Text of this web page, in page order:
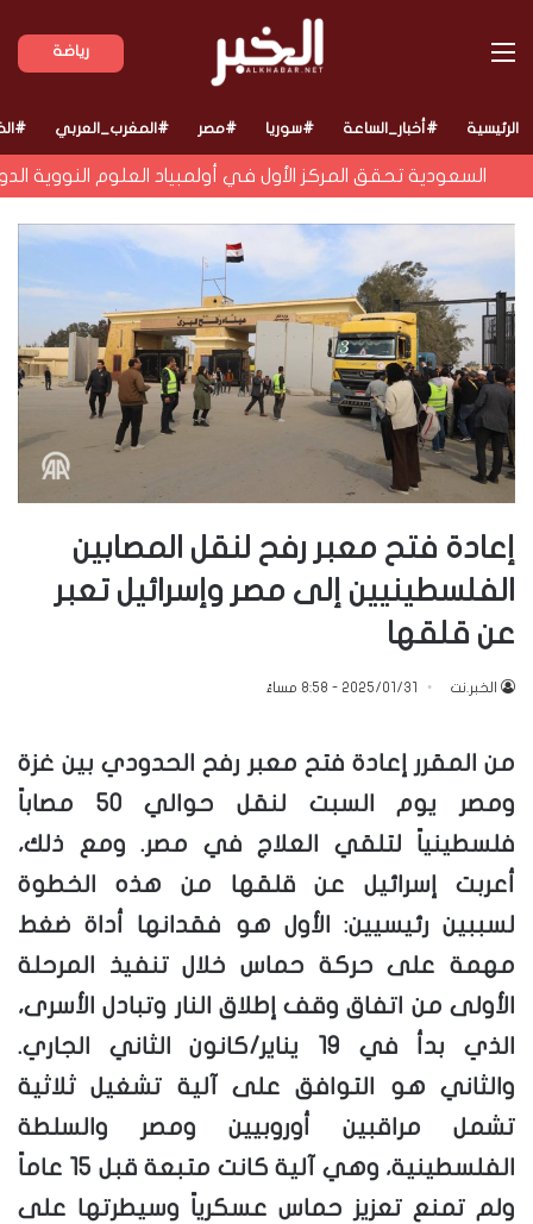
رياضة القائمة
الرئيسية #أخبار_الساعة #سوريا #مصر #المغرب_العربي
السعودية تحقق المركز الأول في أولمبياد العلوم النووية الدولي 2026
إعادة فتح معبر رفح لنقل المصابين
الفلسطينيين إلى مصر وإسرائيل تعبر
عن قلقها
الخبر.نت 2025/01/31 - 8:58 مساءً
من المقرر إعادة فتح معبر رفح الحدودي بين غزة
ومصر يوم السبت لنقل حوالي 50 مصاباً
فلسطينياً لتلقي العلاج في مصر. ومع ذلك،
أعربت إسرائيل عن قلقها من هذه الخطوة
لسببين رئيسيين: الأول هو فقدانها أداة ضغط
مهمة على حركة حماس خلال تنفيذ المرحلة
الأولى من اتفاق وقف إطلاق النار وتبادل الأسرى،
الذي بدأ في 19 يناير/كانون الثاني الجاري.
والثاني هو التوافق على آلية تشغيل ثلاثية
تشمل مراقبين أوروبيين ومصر والسلطة
الفلسطينية، وهي آلية كانت متبعة قبل 15 عاماً
ولم تمنع تعزيز حماس عسكرياً وسيطرتها على